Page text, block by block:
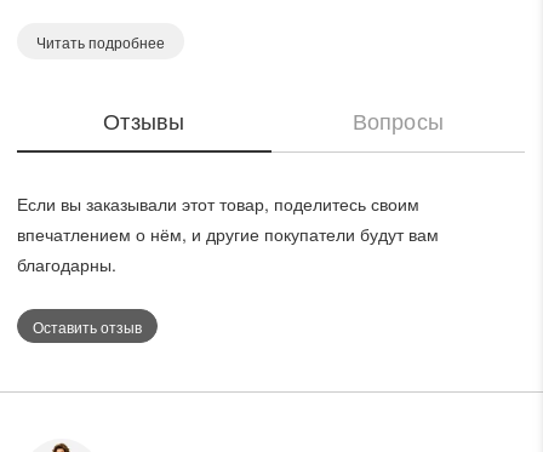
полиэстера и эластана, обеспечивает прохладу и отличную
модные разрезы по бокам. Брюки «палацо» с карманами
создают удобный и свободный силуэт. Блуза с
нашивкой подчеркивает элегантность образа. Нежный
кремовый цвет делает костюм универсальным решением
для офиса и повседневной жизни на протяжении весенне-
летнего сезона.
Читать подробнее
Отзывы Вопросы
Если вы заказывали этот товар, поделитесь своим
впечатлением о нём, и другие покупатели будут вам
благодарны.
Оставить отзыв